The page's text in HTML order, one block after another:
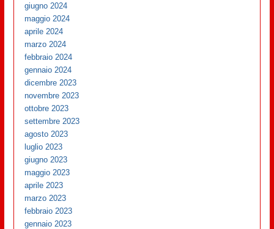
giugno 2024
maggio 2024
aprile 2024
marzo 2024
febbraio 2024
gennaio 2024
dicembre 2023
novembre 2023
ottobre 2023
settembre 2023
agosto 2023
luglio 2023
giugno 2023
maggio 2023
aprile 2023
marzo 2023
febbraio 2023
gennaio 2023